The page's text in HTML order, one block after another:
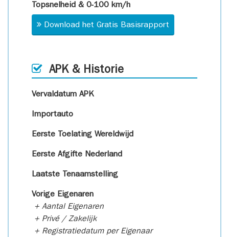
Topsnelheid & 0-100 km/h
Download het Gratis Basisrapport
APK & Historie
Vervaldatum APK
Importauto
Eerste Toelating Wereldwijd
Eerste Afgifte Nederland
Laatste Tenaamstelling
Vorige Eigenaren
+ Aantal Eigenaren
+ Privé / Zakelijk
+ Registratiedatum per Eigenaar